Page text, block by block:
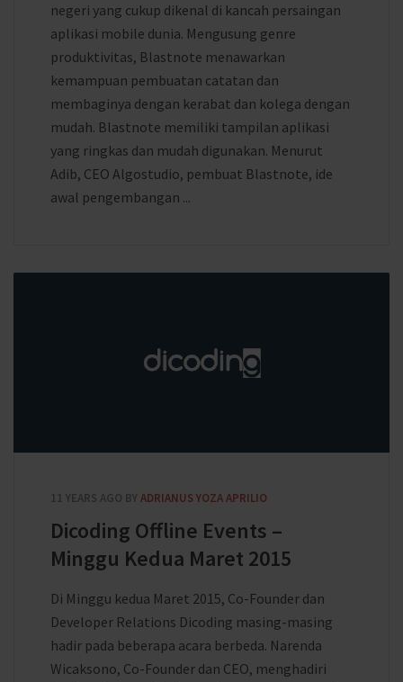
negeri yang cukup dikenal di kancah persaingan
aplikasi mobile dunia. Mengusung genre
produktivitas, Blastnote menawarkan
kemampuan pembuatan catatan dan
membaginya dengan kerabat dan kolega dengan
mudah. Blastnote memiliki tampilan aplikasi
yang ringkas dan mudah digunakan. Menurut
Adib, CEO Algostudio, pembuat Blastnote, ide
awal pengembangan ...
11 YEARS AGO BY ADRIANUS YOZA APRILIO
Dicoding Offline Events –
Minggu Kedua Maret 2015
Di Minggu kedua Maret 2015, Co-Founder dan
Developer Relations Dicoding masing-masing
hadir pada beberapa acara berbeda. Narenda
Wicaksono, Co-Founder dan CEO, menghadiri